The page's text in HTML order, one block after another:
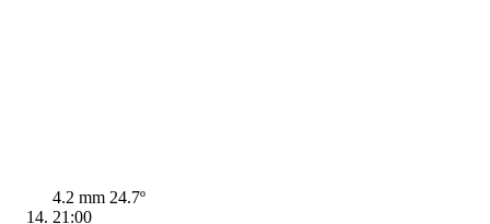
4.2 mm 24.7º
21:00